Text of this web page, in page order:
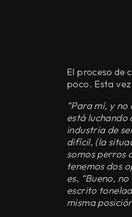
El proceso de
poco. Esta
“Para mí, y
está luchando
industria de
difícil, (la
somos perros
tenemos dos
es, “Bueno,
escrito
misma